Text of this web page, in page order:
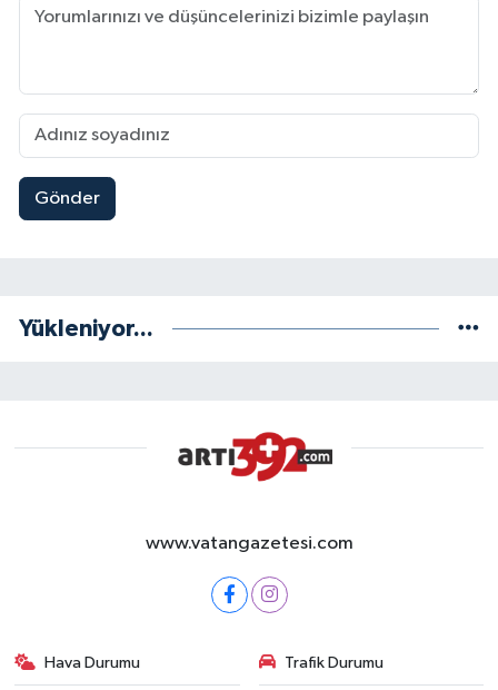
Gönder
Yükleniyor...
www.vatangazetesi.com
Hava Durumu Trafik Durumu